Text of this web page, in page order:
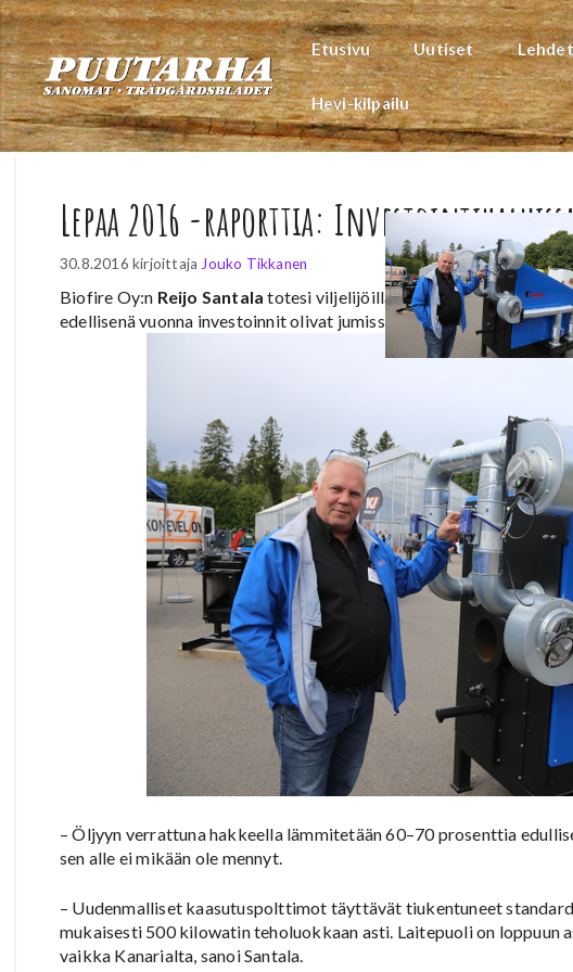
Siirry
sisältöön
Etusivu Uutiset
Hevi-kilpailu
Lepaa 2016 -raporttia:
30.8.2016 kirjoittaja Jouko Tikkanen
Biofire Oy:n Reijo Santala totesi viljelijöillä olevan jälleen
edellisenä vuonna investoinnit olivat jumissa myös tukien
– Öljyyn verrattuna hakkeella lämmitetään 60–70 prosenttia
sen alle ei mikään ole mennyt.
– Uudenmalliset kaasutuspolttimot täyttävät tiukentuneet
mukaisesti 500 kilowatin teholuokkaan asti. Laitepuoli on loppuun
vaikka Kanarialta, sanoi Santala.